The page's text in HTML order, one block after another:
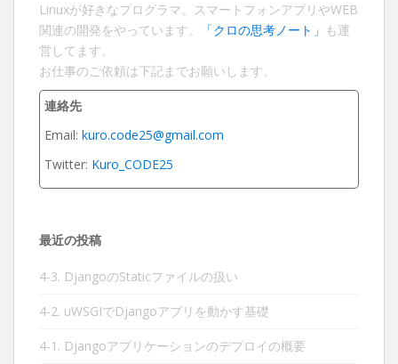
Linuxが好きなプログラマ。スマートフォンアプリやWEB
関連の開発をやっています。
「クロの思考ノート」 も運
営してます。
お仕事のご依頼は下記までお願いします。
連絡先
Email: kuro.code25@gmail.com
Twitter: Kuro_CODE25
最近の投稿
4-3. DjangoのStaticファイルの扱い
4-2. uWSGIでDjangoアプリを動かす基礎
4-1. Djangoアプリケーションのデプロイの概要